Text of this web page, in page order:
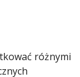
różnymi